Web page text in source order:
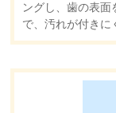
ングし、歯の表面
で、汚れが付きに